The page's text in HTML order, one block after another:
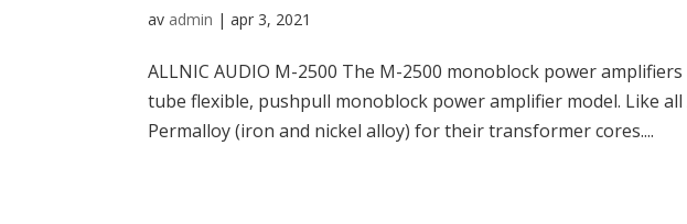
av admin |apr 3, 2021
ALLNIC AUDIO M-2500 The M-2500 monoblock power
tube flexible, pushpull monoblock power amplifier model. Like
Permalloy (iron and nickel alloy) for their transformer cores....